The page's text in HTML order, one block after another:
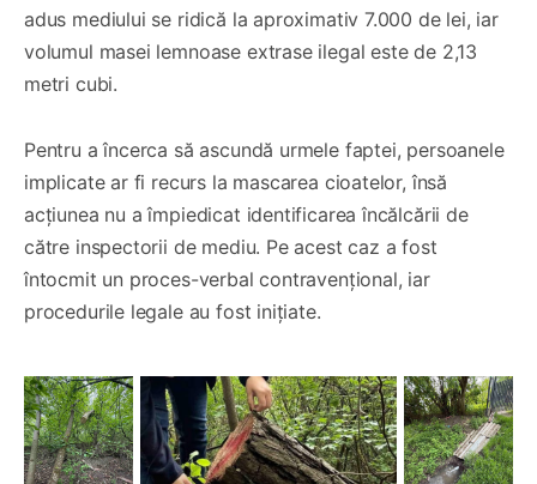
adus mediului se ridică la aproximativ 7.000 de lei, iar
volumul masei lemnoase extrase ilegal este de 2,13
metri cubi.
Pentru a încerca să ascundă urmele faptei, persoanele
implicate ar fi recurs la mascarea cioatelor, însă
acțiunea nu a împiedicat identificarea încălcării de
către inspectorii de mediu. Pe acest caz a fost
întocmit un proces-verbal contravențional, iar
procedurile legale au fost inițiate.